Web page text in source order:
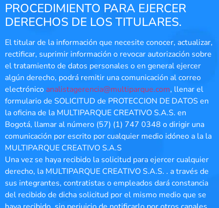
PROCEDIMIENTO PARA EJERCER
DERECHOS DE LOS TITULARES.
El titular de la información que necesite conocer, actualizar,
rectificar, suprimir información o revocar autorización sobre
el tratamiento de datos personales o en general ejercer
algún derecho, podrá remitir una comunicación al correo
electrónico analistagerencia@multiparque.com, llenar el
formulario de SOLICITUD de PROTECCION DE DATOS en
la oficina de la MULTIPARQUE CREATIVO S.A.S. en
Bogotá, llamar al número (57) (1) 747 0348 o dirigir una
comunicación por escrito por cualquier medio idóneo a la la
MULTIPARQUE CREATIVO S.A.S
Una vez se haya recibido la solicitud para ejercer cualquier
derecho, la MULTIPARQUE CREATIVO S.A.S. . a través de
sus integrantes, contratistas o empleados dará constancia
del recibido de dicha solicitud por el mismo medio que se